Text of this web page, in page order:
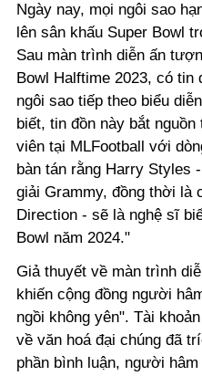
Ngày nay, mọi ngôi sao
lên sân khấu Super Bowl
Sau màn trình diễn ấn
Bowl Halftime 2023, có
ngôi sao tiếp theo biểu
biết, tin đồn này bắt
viên tại MLFootball với
bàn tán rằng Harry Styles
giải Grammy, đồng thời là
Direction - sẽ là nghệ sĩ
Bowl năm 2024."
Giả thuyết về màn trình
khiến cộng đồng người
ngồi không yên". Tài
về văn hoá đại chúng đã
phần bình luận, người